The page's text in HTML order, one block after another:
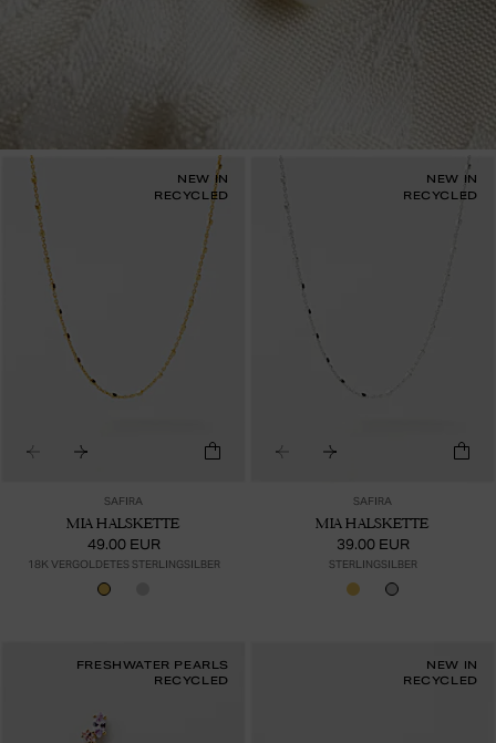
NEW IN
RECYCLED
SAFIRA
MIA HALSKETTE
49.00 EUR
18K VERGOLDETES STERLINGSILBER
NEW IN
RECYCLED
SAFIRA
MIA HALSKETTE
39.00 EUR
STERLINGSILBER
FRESHWATER PEARLS
RECYCLED
NEW IN
RECYCLED